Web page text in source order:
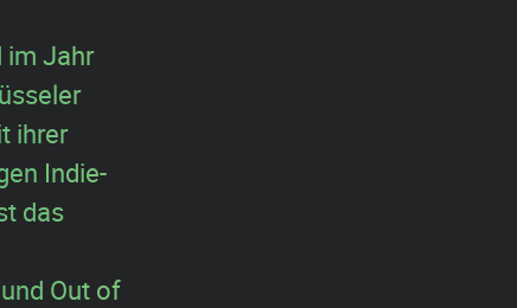
im Jahr
ihrer
Indie-
das
Out of